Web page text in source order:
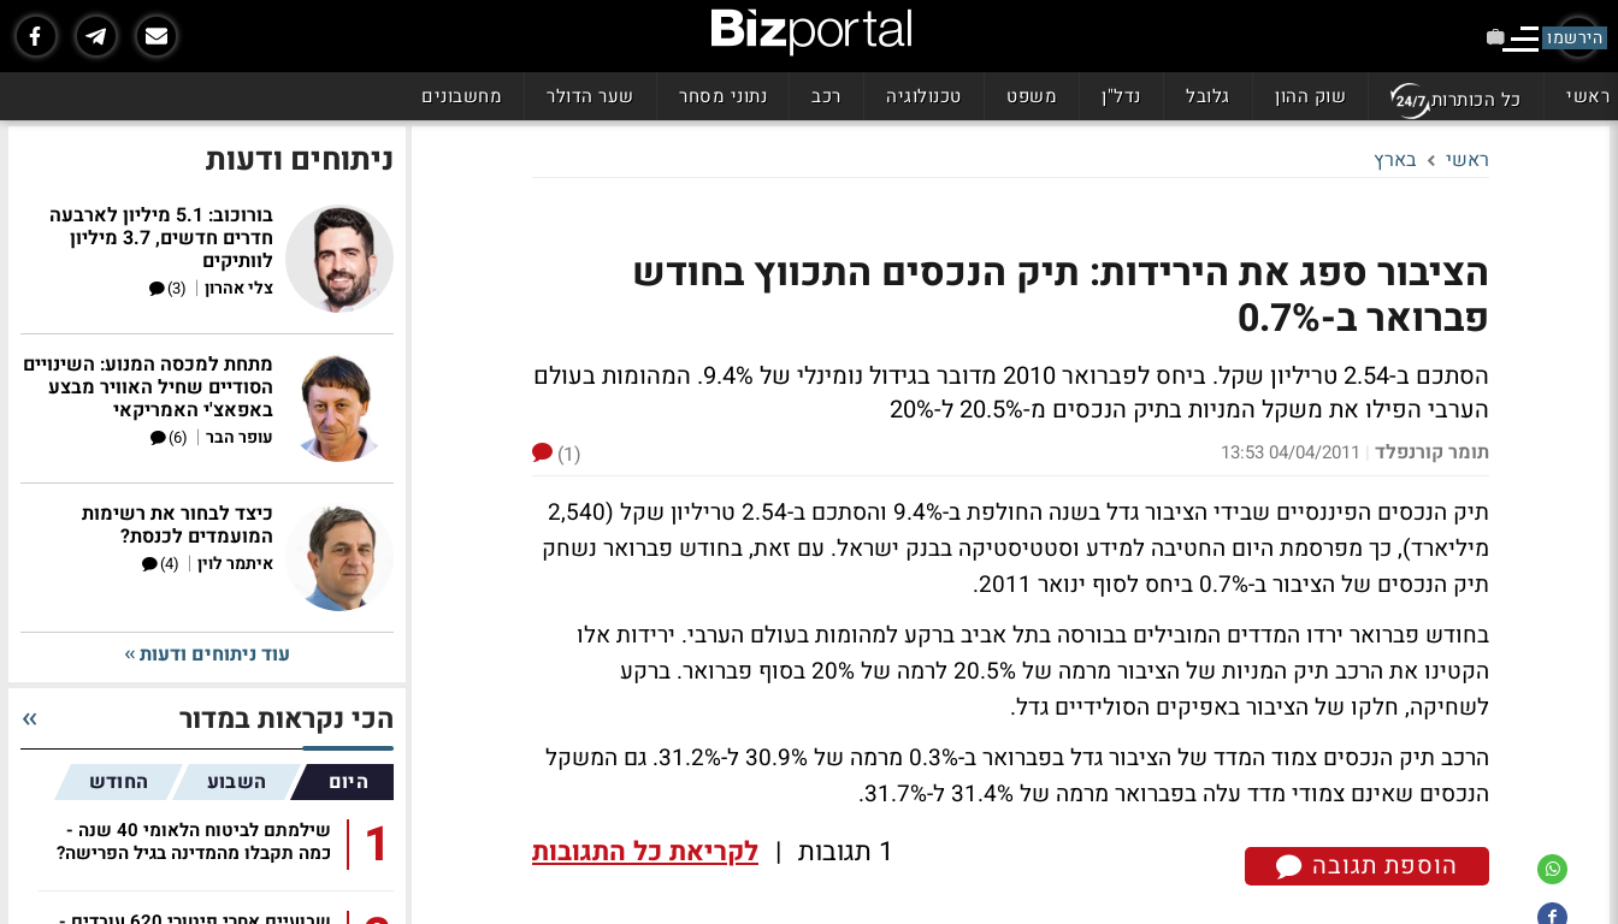
הירשמו
ראשי כל הכותרות שוק ההון גלובל נדל"ן משפט טכנולוגיה רכב נתוני מסחר שער הדולר מחשבונים
ראשי בארץ
הציבור ספג את הירידות: תיק הנכסים התכווץ בחודש
פברואר ב-0.7%
הסתכם ב-2.54 טריליון שקל. ביחס לפברואר 2010 מדובר בגידול נומינלי של 9.4%. המהומות בעולם
הערבי הפילו את משקל המניות בתיק הנכסים מ-20.5% ל-20%
תומר קורנפלד |
04/04/2011 13:53
(1)
תיק הנכסים הפיננסיים שבידי הציבור גדל בשנה החולפת ב-9.4% והסתכם ב-2.54 טריליון שקל (2,540
מיליארד), כך מפרסמת היום החטיבה למידע וסטטיסטיקה בבנק ישראל. עם זאת, בחודש פברואר נשחק
תיק הנכסים של הציבור ב-0.7% ביחס לסוף ינואר 2011.
בחודש פברואר ירדו המדדים המובילים בבורסה בתל אביב ברקע למהומות בעולם הערבי. ירידות אלו
הקטינו את הרכב תיק המניות של הציבור מרמה של 20.5% לרמה של 20% בסוף פברואר. ברקע
לשחיקה, חלקו של הציבור באפיקים הסולידיים גדל.
הרכב תיק הנכסים צמוד המדד של הציבור גדל בפברואר ב-0.3% מרמה של 30.9% ל-31.2%. גם המשקל
הנכסים שאינם צמודי מדד עלה בפברואר מרמה של 31.4% ל-31.7%.
הוספת תגובה 1 תגובות | לקריאת כל התגובות
ניתוחים ודעות
בורוכוב: 5.1 מיליון לארבעה
חדרים חדשים, 3.7 מיליון
לוותיקים
צלי אהרון |
(3)
מתחת למכסה המנוע: השינויים
הסודיים שחיל האוויר מבצע
באפאצ'י האמריקאי
עופר הבר |
(6)
כיצד לבחור את רשימות
המועמדים לכנסת?
איתמר לוין |
(4)
עוד ניתוחים ודעות
הכי נקראות במדור
היום השבוע החודש
1
שילמתם לביטוח הלאומי 40 שנה -
כמה תקבלו מהמדינה בגיל הפרישה?